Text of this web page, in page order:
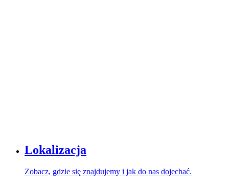
Lokalizacja
Zobacz, gdzie się znajdujemy i jak do nas dojechać.